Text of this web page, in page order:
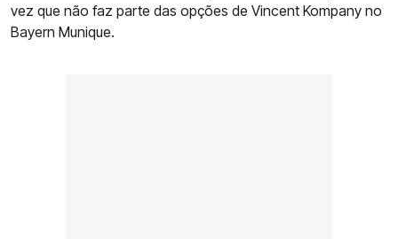
vez que não faz parte das opções de Vincent Kompany no
Bayern Munique.